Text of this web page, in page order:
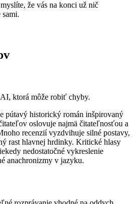
že vás na konci už nič
ktorá môže robiť chyby.
pútavý historický román inšpirovaný
oslovuje najmä čitateľnosťou a
recenzií vyzdvihuje silné postavy,
rast hlavnej hrdinky. Kritické hlasy
nedostatočné vykreslenie
anachronizmy v jazyku.